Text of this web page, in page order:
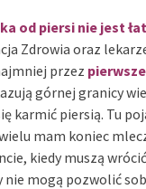
od piersi nie jest
Zdrowia oraz
przez
górnej granicy
karmić piersią. Tu
mam koniec
kiedy muszą
nie mogą pozwolić